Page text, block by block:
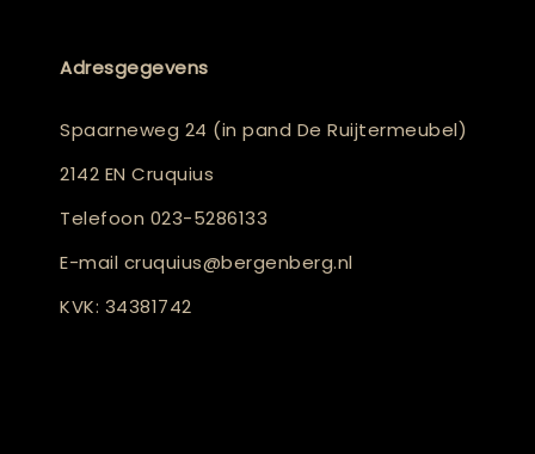
Adresgegevens
Spaarneweg 24 (in pand De Ruijtermeubel)
2142 EN Cruquius
Telefoon 023-5286133
E-mail cruquius@bergenberg.nl
KVK: 34381742